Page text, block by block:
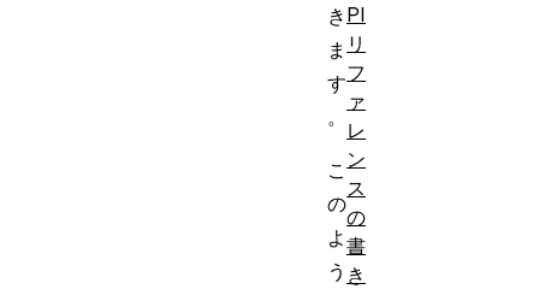
き
ま
す
。
こ
の
よ
う
PI
リ
フ
ァ
レ
ン
ス
の
書
き